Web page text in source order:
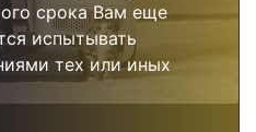
срока Вам еще
испытывать
тех или иных